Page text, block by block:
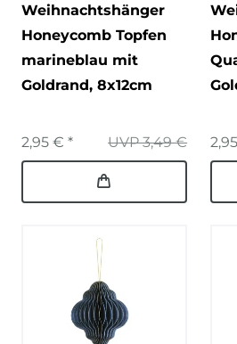
Weihnachtshänger
Honeycomb Topfen
marineblau mit
Goldrand, 8x12cm
UVP 3,49 €
2,95 € *